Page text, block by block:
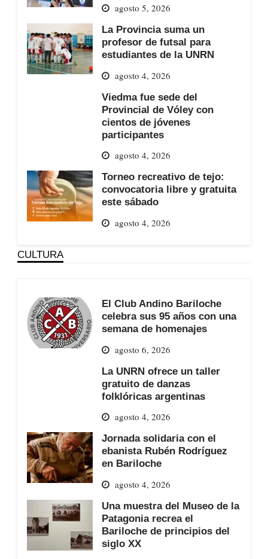
agosto 5, 2026
La Provincia suma un
profesor de futsal para
estudiantes de la UNRN
agosto 4, 2026
Viedma fue sede del
Provincial de Vóley con
cientos de jóvenes
participantes
agosto 4, 2026
Torneo recreativo de tejo:
convocatoria libre y gratuita
este sábado
agosto 4, 2026
CULTURA
El Club Andino Bariloche
celebra sus 95 años con una
semana de homenajes
agosto 6, 2026
La UNRN ofrece un taller
gratuito de danzas
folklóricas argentinas
agosto 4, 2026
Jornada solidaria con el
ebanista Rubén Rodríguez
en Bariloche
agosto 4, 2026
Una muestra del Museo de la
Patagonia recrea el
Bariloche de principios del
siglo XX